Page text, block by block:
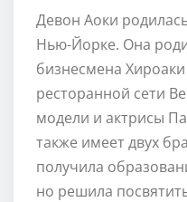
Девон Аоки
Нью-Йорке. Она
бизнесмена
ресторанной сети
модели и актрисы
также имеет двух
получила
но решила